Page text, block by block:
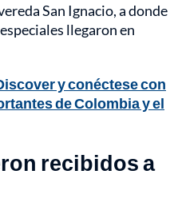
San Ignacio, a donde
llegaron en
y conéctese con
de Colombia y el
recibidos a